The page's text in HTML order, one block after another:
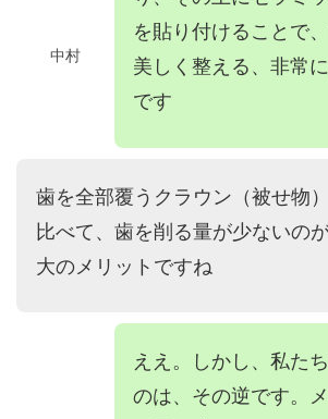
中村
を貼り付けることで
美しく整える、非常
です
歯を全部覆うクラウン（被せ物
比べて、歯を削る量が少ないの
大のメリットですね
ええ。しかし、私た
のは、その逆です。